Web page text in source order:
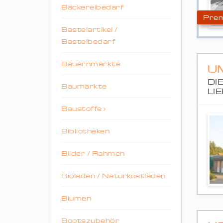
Bäckereibedarf
Bastelartikel /
Bastelbedarf
Bauernmärkte
Baumärkte
Baustoffe
Bibliotheken
Bilder / Rahmen
Bioläden / Naturkostläden
Blumen
Bootszubehör